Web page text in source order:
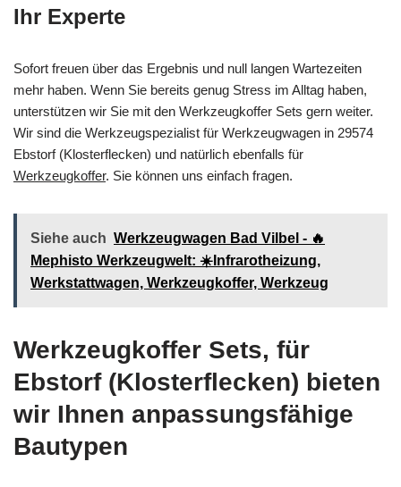
Ihr Experte
Sofort freuen über das Ergebnis und null langen Wartezeiten
mehr haben. Wenn Sie bereits genug Stress im Alltag haben,
unterstützen wir Sie mit den Werkzeugkoffer Sets gern weiter.
Wir sind die Werkzeugspezialist für Werkzeugwagen in 29574
Ebstorf (Klosterflecken) und natürlich ebenfalls für
Werkzeugkoffer. Sie können uns einfach fragen.
Siehe auch Werkzeugwagen Bad Vilbel - 🔥
Mephisto Werkzeugwelt: ☀️Infrarotheizung,
Werkstattwagen, Werkzeugkoffer, Werkzeug
Werkzeugkoffer Sets, für
Ebstorf (Klosterflecken) bieten
wir Ihnen anpassungsfähige
Bautypen